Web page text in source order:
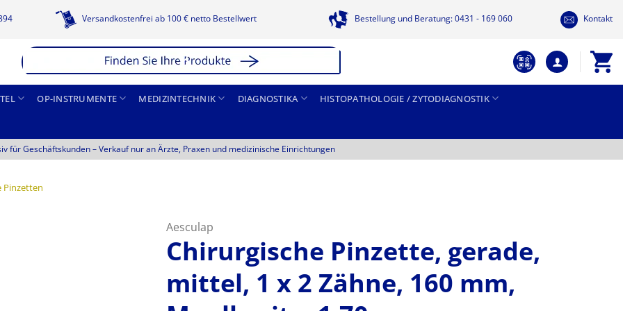
Versandkostenfrei ab 100 € netto Bestellwert Bestellung und Beratung: 0431 - 169 060 Kontakt
OP-INSTRUMENTE MEDIZINTECHNIK DIAGNOSTIKA HISTOPATHOLOGIE / ZYTODIAGNOSTIK
für Geschäftskunden –Verkauf nur an Ärzte, Praxen und medizinische Einrichtungen
Pinzetten
Aesculap
Chirurgische Pinzette, gerade,
mittel, 1 x 2 Zähne, 160 mm,